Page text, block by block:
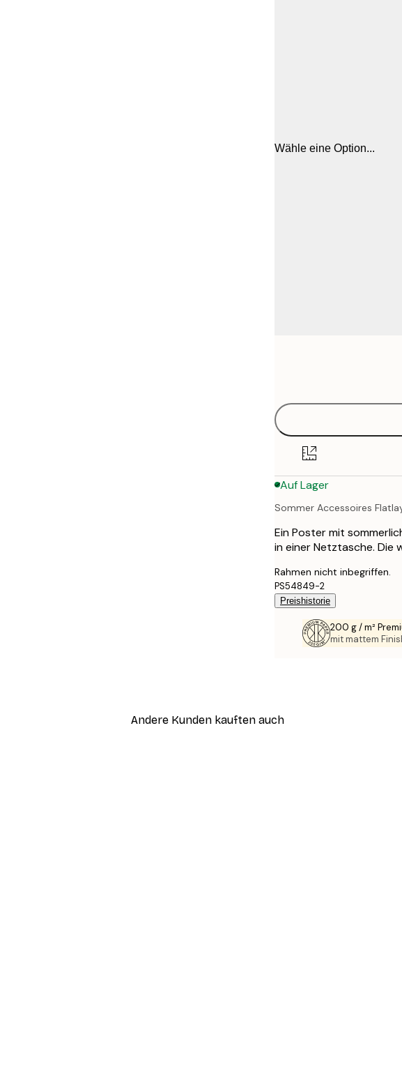
Wähle eine Option...
Auf Lager
Sommer Accessoires
Ein Poster mit
in einer Netztasche. Die
Rahmen nicht inbegriffen.
PS54849-2
Preishistorie
200 g / m²
mit mattem
Andere Kunden kauften auch